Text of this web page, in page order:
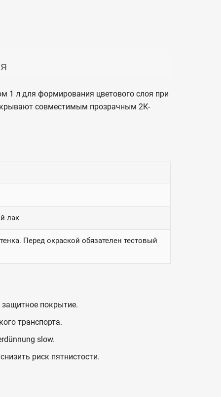
1 л для формирования цветового слоя при
совместимым прозрачным 2К-
лак
Перед окраской обязателен тестовый
покрытие.
транспорта.
slow.
риск пятнистости.